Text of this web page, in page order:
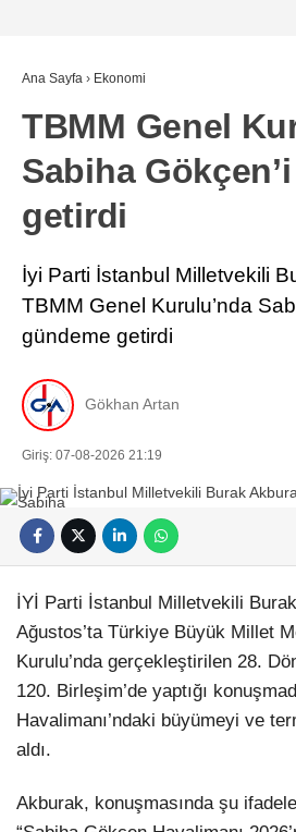
Ana Sayfa › Ekonomi
TBMM Genel
Sabiha
getirdi
İyi Parti İstanbul Milletvekili
TBMM Genel Kurulu’nda
gündeme getirdi
Gökhan Artan
Giriş: 07-08-2026 21:19
İYİ Parti İstanbul Milletvekili
Ağustos’ta Türkiye Büyük Millet
Kurulu’nda gerçekleştirilen 28.
120. Birleşim’de yaptığı
Havalimanı’ndaki büyümeyi ve
aldı.
Akburak, konuşmasında şu